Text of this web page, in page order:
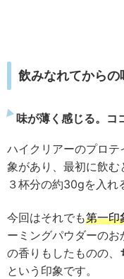
飲みなれてからの
味が薄く感じる。コ
ハイクリアーのプロ
象があり、最初に飲
３杯分の約30gを入れ
今回はそれでも第一印
ーミングパウダーの
の香りもしたものの、
という印象です。